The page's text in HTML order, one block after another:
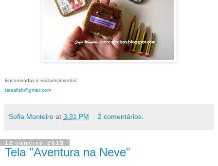
Encomendas e esclarecimentos:
tatesfish@gmail.com
Sofia Monteiro at 3:31 PM 2 comentários:
12 janeiro 2012
Tela "Aventura na Neve"